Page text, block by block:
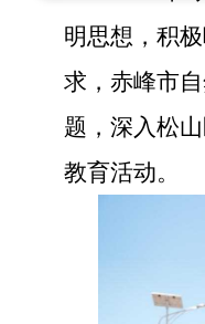
明思想，积
求，赤峰市
题，深入松
教育活动。